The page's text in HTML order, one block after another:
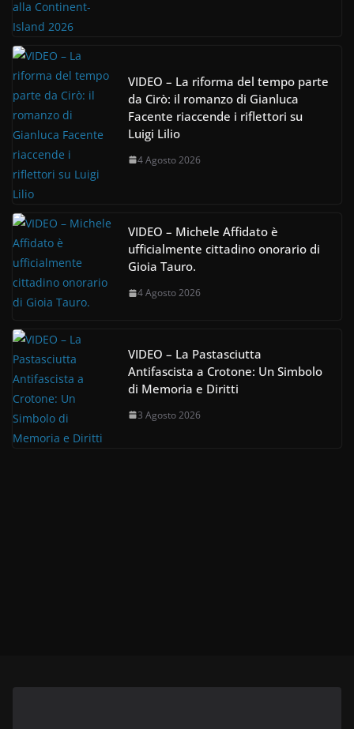
VIDEO – La riforma del tempo parte
da Cirò: il romanzo di Gianluca
Facente riaccende i riflettori su
Luigi Lilio
4 Agosto 2026
VIDEO – Michele Affidato è
ufficialmente cittadino onorario di
Gioia Tauro.
4 Agosto 2026
VIDEO – La Pastasciutta
Antifascista a Crotone: Un Simbolo
di Memoria e Diritti
3 Agosto 2026